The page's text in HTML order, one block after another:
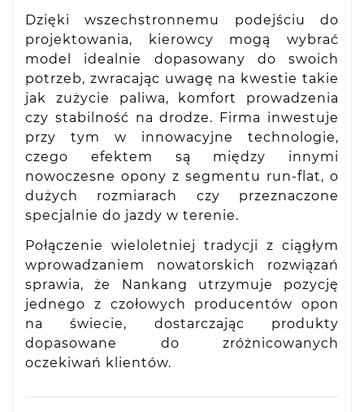
Dzięki wszechstronnemu podejściu do
projektowania, kierowcy mogą wybrać
model idealnie dopasowany do swoich
potrzeb, zwracając uwagę na kwestie takie
jak zużycie paliwa, komfort prowadzenia
czy stabilność na drodze. Firma inwestuje
przy tym w innowacyjne technologie,
czego efektem są między innymi
nowoczesne opony z segmentu run-flat, o
dużych rozmiarach czy przeznaczone
specjalnie do jazdy w terenie.
Połączenie wieloletniej tradycji z ciągłym
wprowadzaniem nowatorskich rozwiązań
sprawia, że Nankang utrzymuje pozycję
jednego z czołowych producentów opon
na świecie, dostarczając produkty
dopasowane do zróżnicowanych
oczekiwań klientów.